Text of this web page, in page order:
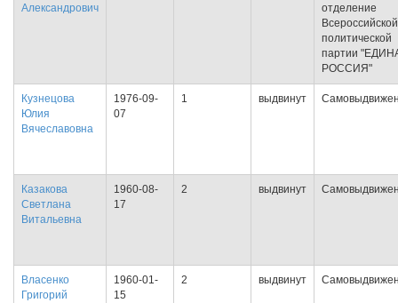
Александрович
отделение
Всероссийской
политической
партии
РОССИЯ"
Кузнецова
Юлия
Вячеславовна
1976-09-
07
1 выдвинут
Казакова
Светлана
Витальевна
1960-08-
17
2 выдвинут
Власенко
Григорий
1960-01-
15
2 выдвинут